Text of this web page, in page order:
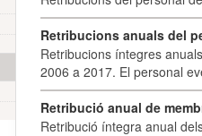
Retribucions anuals del
Retribucions íntegres
2006 a 2017. El personal
Retribució anual de
Retribució íntegra anual